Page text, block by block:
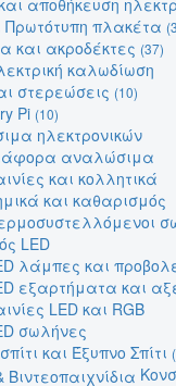
Πρωτότυπη πλακέτα
και ακροδέκτες (37)
καλωδίωση
στερεώσεις (10)
Pi (10)
ηλεκτρονικών
αναλώσιμα
και κολλητικά
και καθαρισμός
LED
λάμπες και
εξαρτήματα και
LED και RGB
σωλήνες
και Έξυπνο Σπίτι